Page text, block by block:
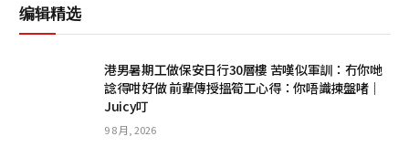
编辑精选
港男暑期工做保安日行30層樓 苦嘆似軍訓：冇你哋
諗得咁好做 前輩傳授搵筍工心得：你唔識揀盤啫｜
Juicy叮
9 8 月, 2026